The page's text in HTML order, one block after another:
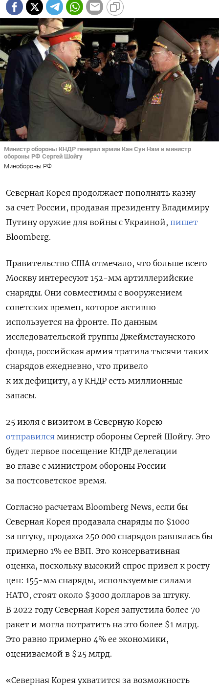
Министр обороны КНДР генерал армии Кан Сун Нам и министр
обороны РФ Сергей Шойгу
Минобороны РФ
Северная Корея продолжает пополнять казну
за счет России, продавая президенту Владимиру
Путину оружие для войны с Украиной, пишет
Bloomberg.
Правительство США отмечало, что больше всего
Москву интересуют 152-мм артиллерийские
снаряды. Они совместимы с вооружением
советских времен, которое активно
используется на фронте. По данным
исследовательской группы Джеймстаунского
фонда, российская армия тратила тысячи таких
снарядов ежедневно, что привело
к их дефициту, а у КНДР есть миллионные
запасы.
25 июля с визитом в Северную Корею
отправился министр обороны Сергей Шойгу. Это
будет первое посещение КНДР делегации
во главе с министром обороны России
за постсоветское время.
Согласно расчетам Bloomberg News, если бы
Северная Корея продавала снаряды по $1000
за штуку, продажа 250 000 снарядов равнялась бы
примерно 1% ее ВВП. Это консервативная
оценка, поскольку высокий спрос привел к росту
цен: 155-мм снаряды, используемые силами
НАТО, стоят около $3000 долларов за штуку.
В 2022 году Северная Корея запустила более 70
ракет и могла потратить на это более $1 млрд.
Это равно примерно 4% ее экономики,
оцениваемой в $25 млрд.
«Северная Корея ухватится за возможность